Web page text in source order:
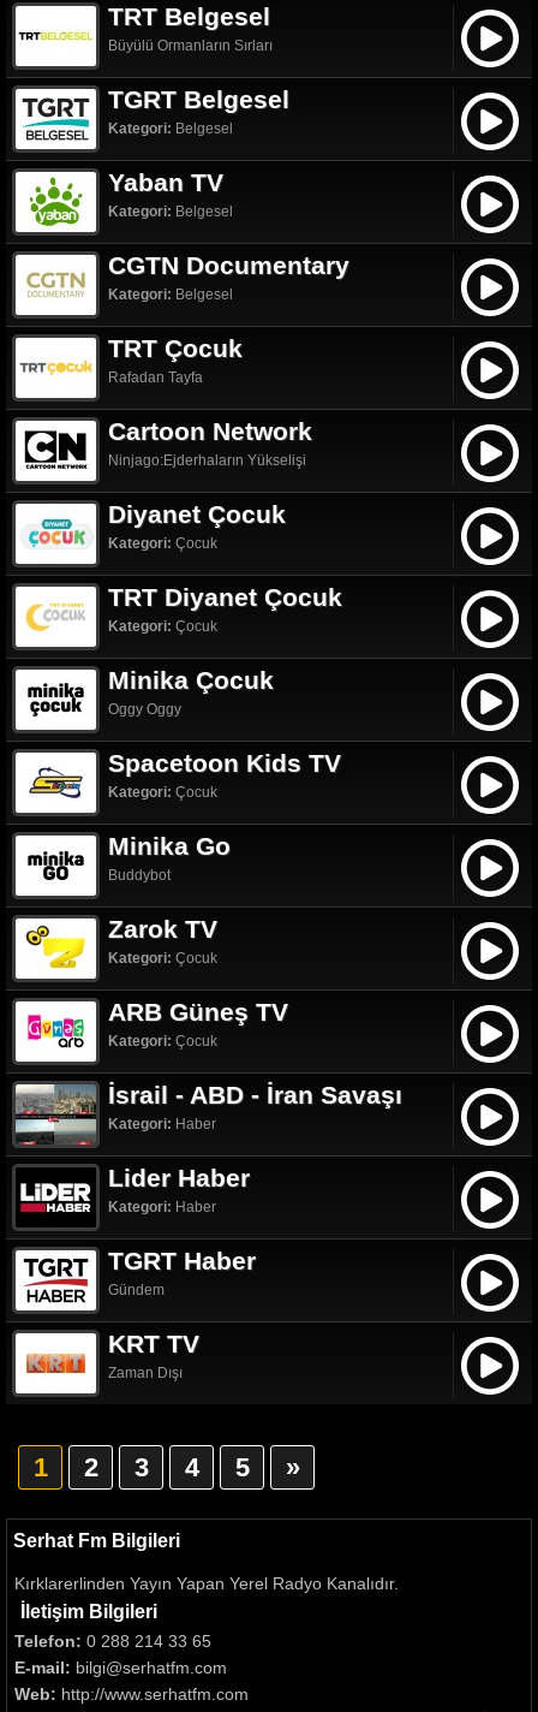
TRT Belgesel
Büyülü Ormanların Sırları
TGRT Belgesel
Kategori: Belgesel
Yaban TV
Kategori: Belgesel
CGTN Documentary
Kategori: Belgesel
TRT Çocuk
Rafadan Tayfa
Cartoon Network
Ninjago:Ejderhaların Yükselişi
Diyanet Çocuk
Kategori: Çocuk
TRT Diyanet Çocuk
Kategori: Çocuk
Minika Çocuk
Oggy Oggy
Spacetoon Kids TV
Kategori: Çocuk
Minika Go
Buddybot
Zarok TV
Kategori: Çocuk
ARB Güneş TV
Kategori: Çocuk
İsrail - ABD - İran Savaşı
Kategori: Haber
Lider Haber
Kategori: Haber
TGRT Haber
Gündem
KRT TV
Zaman Dışı
1 2 3 4 5 »
Serhat Fm Bilgileri
Kırklarerlinden Yayın Yapan Yerel Radyo Kanalıdır.
İletişim Bilgileri
Telefon: 0 288 214 33 65
E-mail: bilgi@serhatfm.com
Web: http://www.serhatfm.com